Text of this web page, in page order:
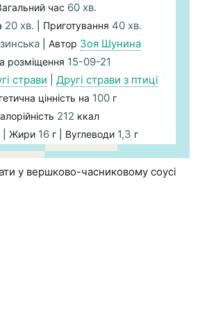
час 60 хв.
20 хв. | Приготування 40 хв.
| Автор Зоя Шунина
розміщення 15-09-21
страви Другі страви з птиці
цінність на 100 г
212 ккал
| Жири 16 г | Вуглеводи 1,3 г